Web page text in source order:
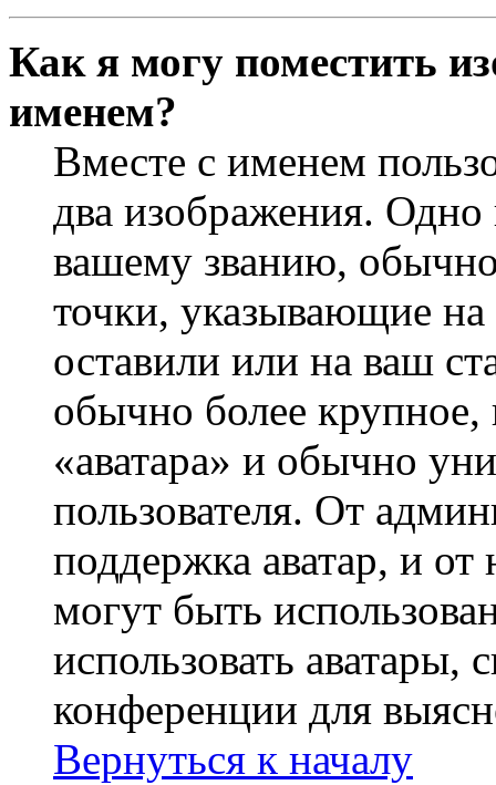
Как я могу поместить
именем?
Вместе с именем
два изображения.
вашему званию, обычно
точки, указывающие
оставили или на ваш
обычно более крупное,
«аватара» и обычно
пользователя. От
поддержка аватар, и от
могут быть
использовать аватары,
конференции для
Вернуться к началу